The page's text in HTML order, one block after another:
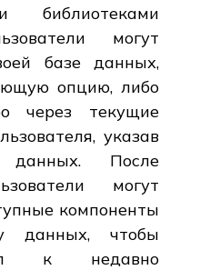
библиотеками
могут
базе данных,
опцию, либо
через текущие
указав
данных. После
могут
компоненты
данных, чтобы
к недавно